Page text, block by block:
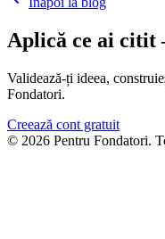
Aplică ce ai
Validează-ți ideea,
Fondatori.
Creează cont gratuit
© 2026 Pentru Fondatori.